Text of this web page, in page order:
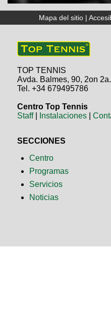
Mapa del sitio |
TOP TENNIS
Avda. Balmes, 90, 2on
Tel. +34 679495786
Centro Top Tennis
Staff| Instalaciones |
SECCIONES
Centro
Programas
Servicios
Noticias